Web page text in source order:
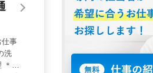
仕事
洗
＊ポ